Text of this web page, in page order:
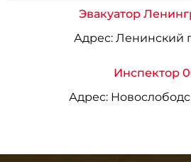
Эвакуатор
Адрес: Ленинский
Инспектор
Адрес: